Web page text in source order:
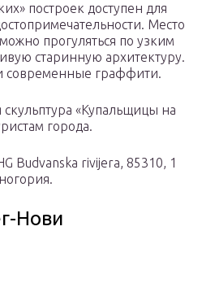
построек доступен для
Место
прогуляться по узким
старинную архитектуру.
современные граффити.
скульптура «Купальщицы на
города.
Budvanska rivijera, 85310, 1
Нови